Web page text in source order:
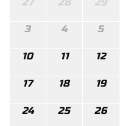
3 4 5
10 11 12
17 18 19
24 25 26